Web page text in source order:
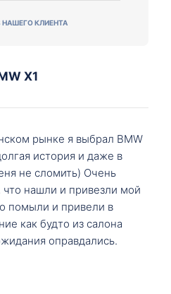
КЛИЕНТА
X1
рынке я выбрал BMW
история и даже в
не сломить) Очень
нашли и привезли мой
помыли и привели в
как будто из салона
оправдались.